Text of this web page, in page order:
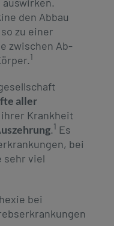
den Abbau
zu einer
zwischen Ab-
1
aller
Krankheit
.1 Es
bei
sehr viel
bei